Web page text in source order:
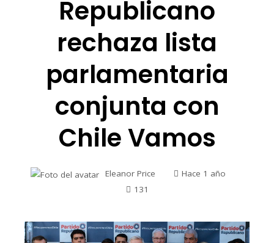
Republicano
rechaza lista
parlamentaria
conjunta con
Chile Vamos
Eleanor Price
Hace 1 año
131